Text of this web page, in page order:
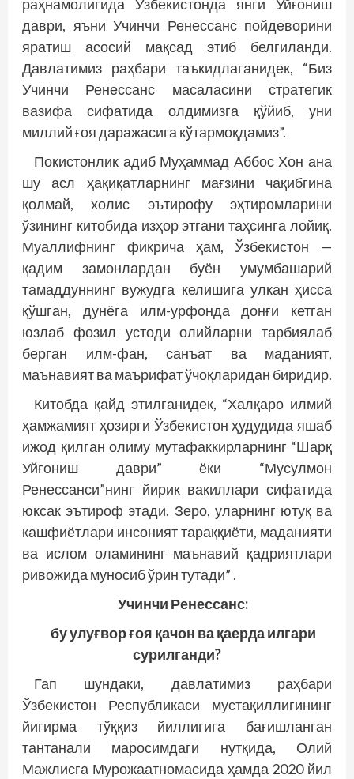
раҳнамолигида Ўзбекистонда янги Уйғониш
даври, яъни Учинчи Ренессанс пойдеворини
яратиш асосий мақсад этиб белгиланди.
Давлатимиз раҳбари таъкидлаганидек, “Биз
Учинчи Ренессанс масаласини стратегик
вазифа сифатида олдимизга қўйиб, уни
миллий ғоя даражасига кўтармоқдамиз”.
Покистонлик адиб Муҳаммад Аббос Хон ана
шу асл ҳақиқатларнинг мағзини чақибгина
қолмай, холис эътирофу эҳтиромларини
ўзининг китобида изҳор этгани таҳсинга лойиқ.
Муаллифнинг фикрича ҳам, Ўзбекистон —
қадим замонлардан буён умумбашарий
тамаддуннинг вужудга келишига улкан ҳисса
қўшган, дунёга илм-урфонда донғи кетган
юзлаб фозил устоди олийларни тарбиялаб
берган илм-фан, санъат ва маданият,
маънавият ва маърифат ўчоқларидан биридир.
Китобда қайд этилганидек, “Халқаро илмий
ҳамжамият ҳозирги Ўзбекистон ҳудудида яшаб
ижод қилган олиму мутафаккирларнинг “Шарқ
Уйғониш даври” ёки “Мусулмон
Ренессанси”нинг йирик вакиллари сифатида
юксак эътироф этади. Зеро, уларнинг ютуқ ва
кашфиётлари инсоният тараққиёти, маданияти
ва ислом оламининг маънавий қадриятлари
ривожида муносиб ўрин тутади” .
Учинчи Ренессанс:
бу улуғвор ғоя қачон ва қаерда илгари
сурилганди?
Гап шундаки, давлатимиз раҳбари
Ўзбекистон Республикаси мустақиллигининг
йигирма тўққиз йиллигига бағишланган
тантанали маросимдаги нутқида, Олий
Мажлисга Мурожаатномасида ҳамда 2020 йил